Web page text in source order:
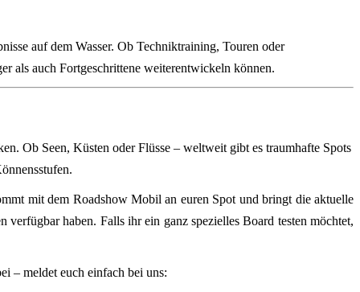
auf dem Wasser. Ob Techniktraining, Touren oder
als auch Fortgeschrittene weiterentwickeln können.
Ob Seen, Küsten oder Flüsse – weltweit gibt es traumhafte Spots
mit dem Roadshow Mobil an euren Spot und bringt die aktuelle
haben. Falls ihr ein ganz spezielles Board testen möchtet,
– meldet euch einfach bei uns: